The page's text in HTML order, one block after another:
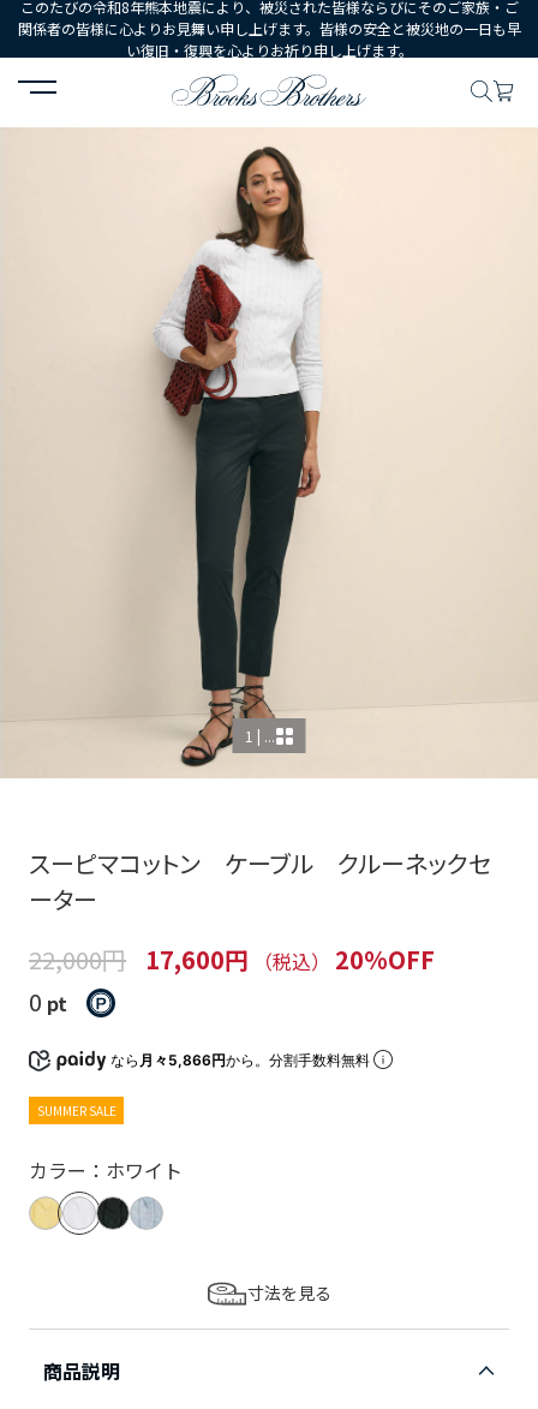
このたびの令和8年熊本地震により、被災された皆様ならびにそのご家族・ご
関係者の皆様に心よりお見舞い申し上げます。皆様の安全と被災地の一日も早
い復旧・復興を心よりお祈り申し上げます。
HOME ウェア トップス セーター スーピマコッ
1 | ...
スーピマコットン ケーブル クルーネックセ
ーター
22,000円
17,600円 （税込）
20%OFF
0 pt
なら 月々5,866円から。分割手数料無料
SUMMER SALE
カラー：ホワイト
寸法を見る
商品説明